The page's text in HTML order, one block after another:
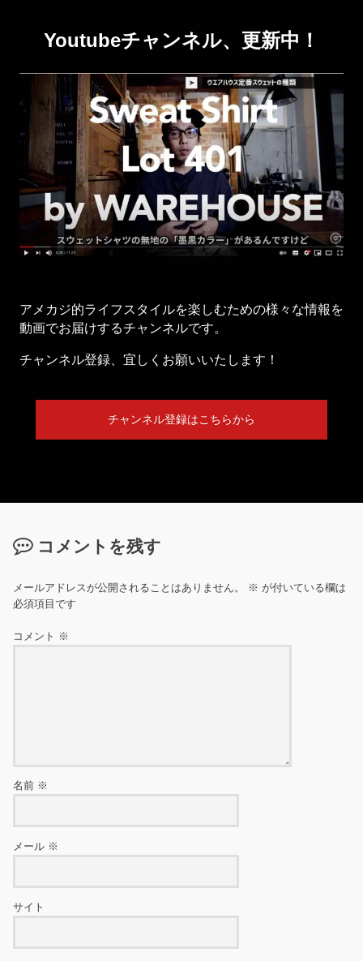
Youtubeチャンネル、更新中！
アメカジ的ライフスタイルを楽しむための様々な情報を
動画でお届けするチャンネルです。
チャンネル登録、宜しくお願いいたします！
チャンネル登録はこちらから
コメントを残す
メールアドレスが公開されることはありません。 ※ が付いている欄は
必須項目です
コメント ※
名前 ※
メール ※
サイト